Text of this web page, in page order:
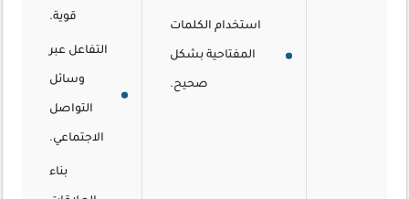
استخدام الكلمات
المفتاحية بشكل
صحيح.
قوية.
التفاعل عبر
وسائل
التواصل
الاجتماعي.
بناء